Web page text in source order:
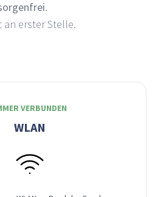
.
an erster Stelle.
VERBUNDEN
WLAN